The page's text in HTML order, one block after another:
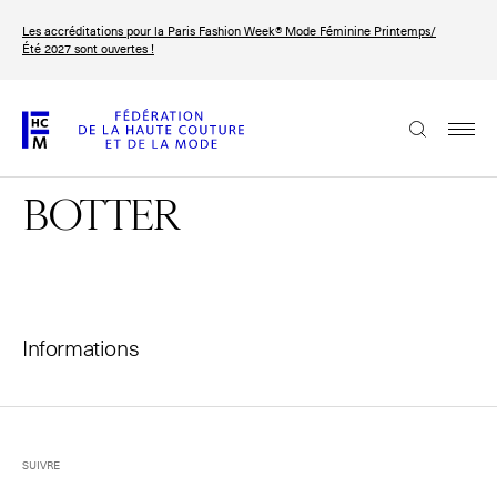
contenu
Les accréditations pour la Paris Fashion Week® Mode Féminine Printemps/
Été 2027 sont ouvertes !
BOTTER
Informations
SUIVRE
FRANÇAIS ENGLISH
La Fédération
La gouvernance
Les membres
Les événements de la FHCM
Paris Fashion Week®
Haute Couture Week